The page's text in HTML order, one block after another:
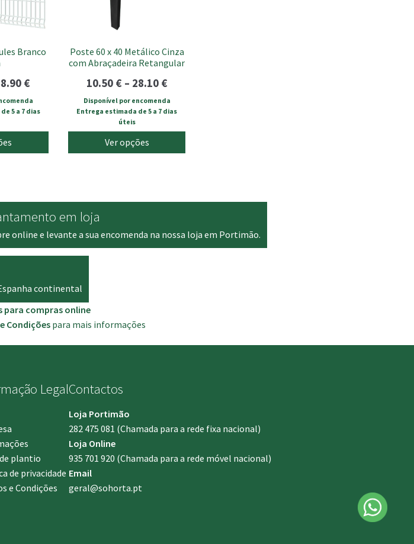
Branco
€
range:
16.90 €
through
38.90 €
5 a 7 dias
Poste 60 x 40 Metálico Cinza
com Abraçadeira Retangular
10.50 € – 28.10 €Price
range:
10.50 €
through
28.10 €
Disponível por encomenda
Entrega estimada de 5 a 7 dias
úteis
Ver opções
on
the
product
em loja
online e levante a sua encomenda na nossa loja em Portimão.
continental
para compras online
Condições para mais informações
Legal
plantio
de privacidade
e Condições
Contactos
Loja Portimão
282 475 081 (Chamada para a rede fixa nacional)
Loja Online
935 701 920 (Chamada para a rede móvel nacional)
Email
geral@sohorta.pt